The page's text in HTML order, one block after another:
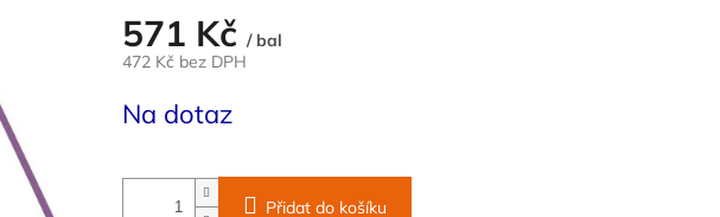
571 Kč / bal
472 Kč bez DPH
cena:
Na dotaz
Přidat do košíku